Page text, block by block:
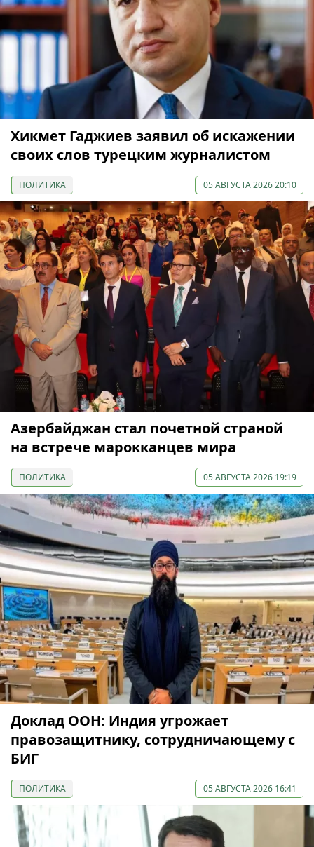
Хикмет Гаджиев заявил об искажении
своих слов турецким журналистом
ПОЛИТИКА 05 АВГУСТА 2026 20:10
Азербайджан стал почетной страной
на встрече марокканцев мира
ПОЛИТИКА 05 АВГУСТА 2026 19:19
Доклад ООН: Индия угрожает
правозащитнику, сотрудничающему с
БИГ
ПОЛИТИКА 05 АВГУСТА 2026 16:41